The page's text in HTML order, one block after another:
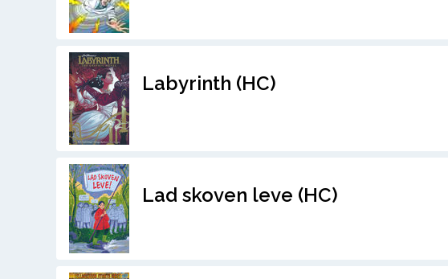
Labyrinth (HC)
Lad skoven leve (HC)